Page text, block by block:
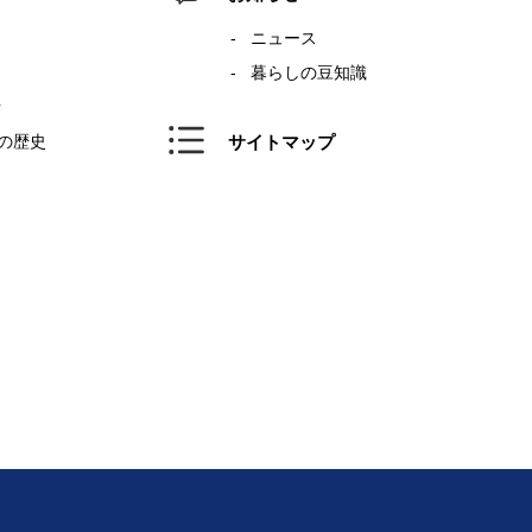
歴史
ニュース
暮らしの豆知識
サイトマップ